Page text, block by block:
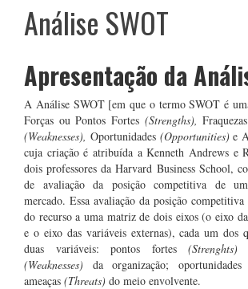
Análise SWOT
Apresentação da
A Análise SWOT [em que o termo SWOT é
Forças ou Pontos Fortes (Strengths),
(Weaknesses), Oportunidades (Opportunities) e
cuja criação é atribuída a Kenneth Andrews e
dois professores da Harvard Business School,
de avaliação da posição competitiva de
mercado. Essa avaliação da posição competitiva
do recurso a uma matriz de dois eixos (o eixo
e o eixo das variáveis externas), cada um dos
duas variáveis: pontos fortes(Strenghts)
(Weaknesses) da organização;
ameaças (Threats) do meio envolvente.